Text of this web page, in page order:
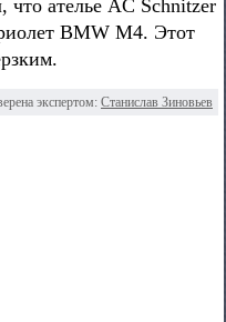
что ателье AC Schnitzer
BMW M4. Этот
экспертом: Станислав Зиновьев